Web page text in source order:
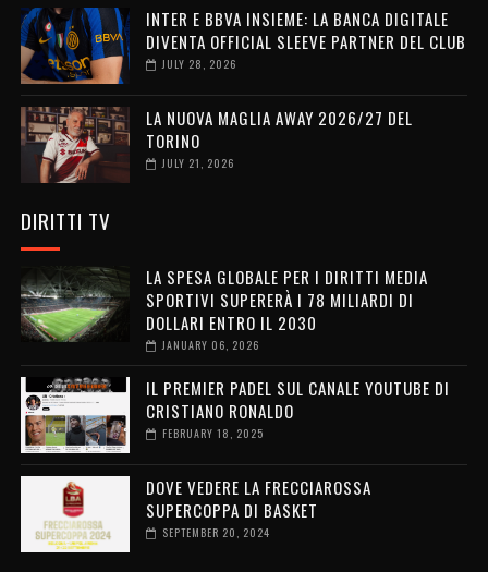
INTER E BBVA INSIEME: LA BANCA DIGITALE
DIVENTA OFFICIAL SLEEVE PARTNER DEL CLUB
JULY 28, 2026
LA NUOVA MAGLIA AWAY 2026/27 DEL
TORINO
JULY 21, 2026
DIRITTI TV
LA SPESA GLOBALE PER I DIRITTI MEDIA
SPORTIVI SUPERERÀ I 78 MILIARDI DI
DOLLARI ENTRO IL 2030
JANUARY 06, 2026
IL PREMIER PADEL SUL CANALE YOUTUBE DI
CRISTIANO RONALDO
FEBRUARY 18, 2025
DOVE VEDERE LA FRECCIAROSSA
SUPERCOPPA DI BASKET
SEPTEMBER 20, 2024